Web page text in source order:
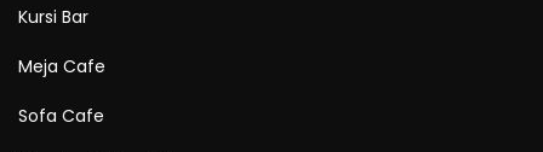
Kursi Bar
Meja Cafe
Sofa Cafe